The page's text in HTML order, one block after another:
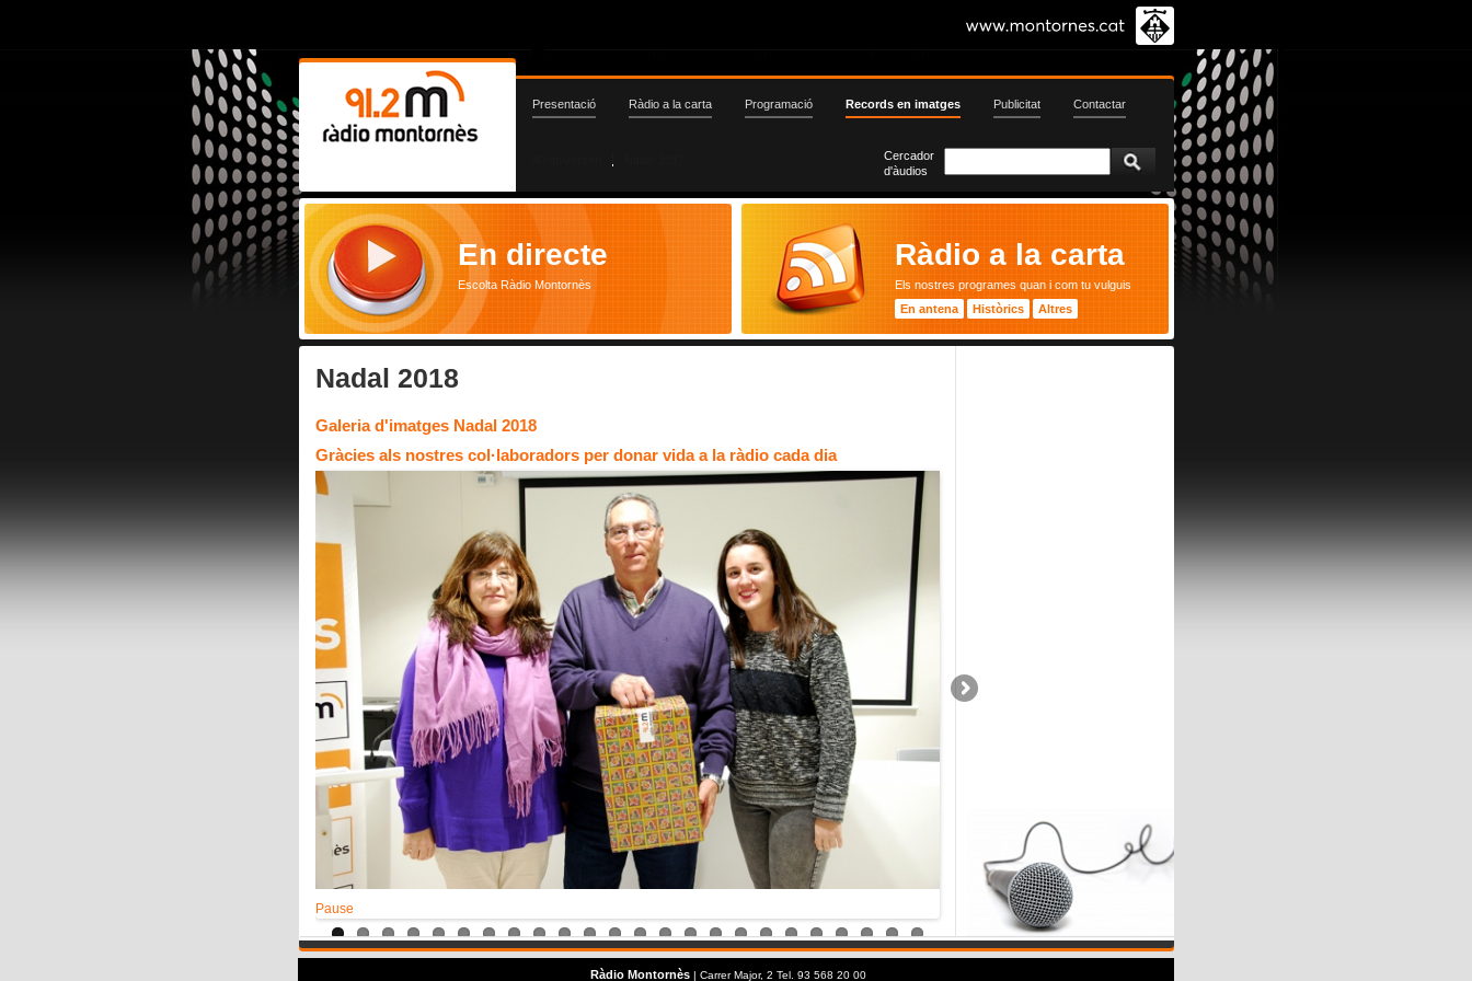
Presentació Ràdio a la carta Programació Records en imatges Publicitat Contactar
Cercador
d'àudios
En directe
Escolta Ràdio Montornès
Ràdio a la carta
Els nostres programes quan i com tu vulguis
En antena
Històrics Altres
Nadal 2018
Galeria d'imatges Nadal 2018
Gràcies als nostres col·laboradors per donar vida a la ràdio cada dia
Pause
Ràdio Montornès| Carrer Major, 2 Tel. 93 568 20 00